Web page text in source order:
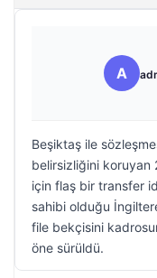
A
Beşiktaş ile
belirsizliğini koruyan
için flaş bir transfer
sahibi olduğu
file bekçisini
öne sürüldü.